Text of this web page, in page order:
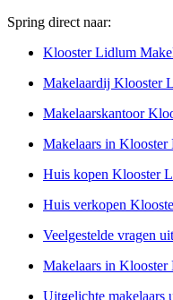
Spring direct naar:
Klooster Lidlum
Makelaardij Klooster
Makelaarskantoor
Makelaars in
Huis kopen Klooster
Huis verkopen
Veelgestelde vragen
Makelaars in
Uitgelichte